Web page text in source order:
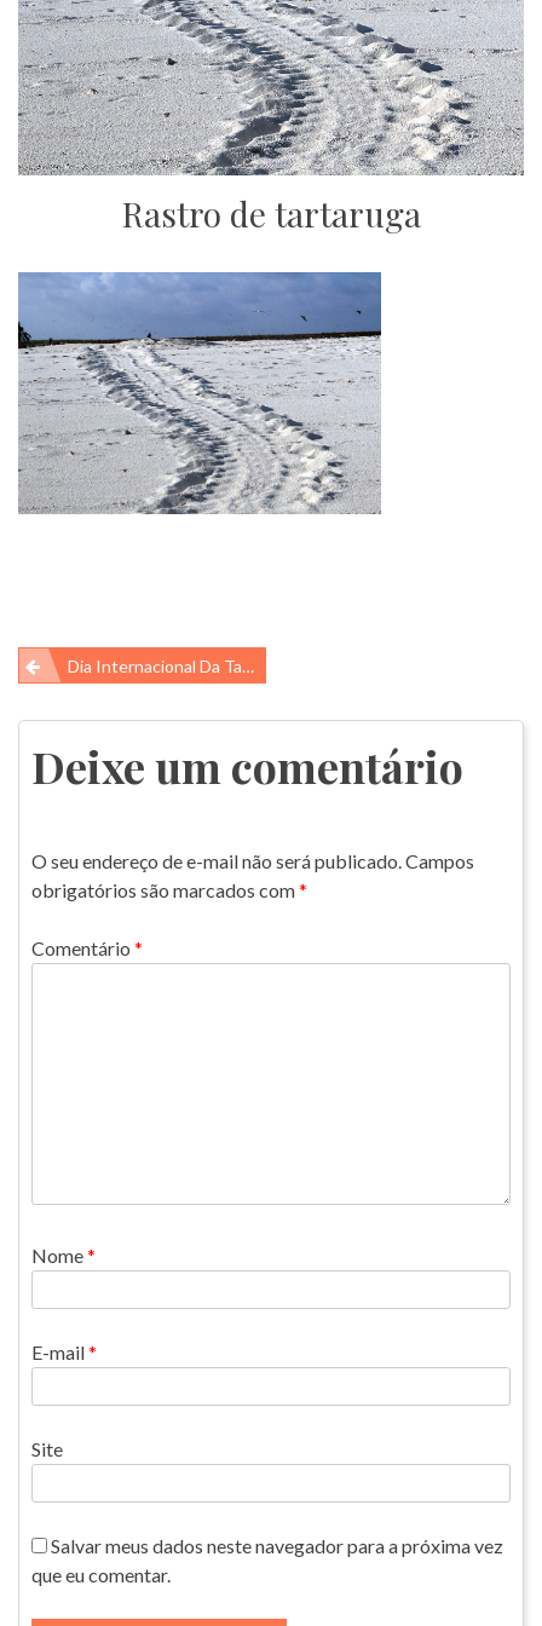
Rastro de tartaruga
Navegação
de
Post
Dia Internacional Da Tartaruga Marinha
Deixe um comentário
O seu endereço de e-mail não será publicado.Campos
obrigatórios são marcados com*
Comentário *
Nome*
E-mail*
Site
Salvar meus dados neste navegador para a próxima vez
que eu comentar.